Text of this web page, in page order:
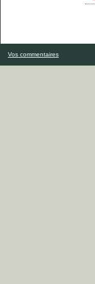
Vos commentaires